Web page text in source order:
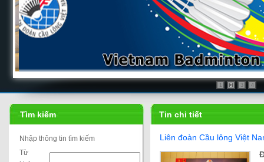
Liên đoàn cầu lông thế giới
Liên đoàn cầu lông thế giới
1 2 3 4
Tìm kiếm
Nhập thông tin tìm kiếm
Từ
Tin chi tiết
Liên đoàn Cầu lông Việt